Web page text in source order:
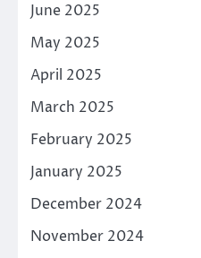
June 2025
May 2025
April 2025
March 2025
February 2025
January 2025
December 2024
November 2024